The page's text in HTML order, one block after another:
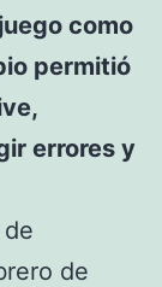
como
permitió
errores y
de